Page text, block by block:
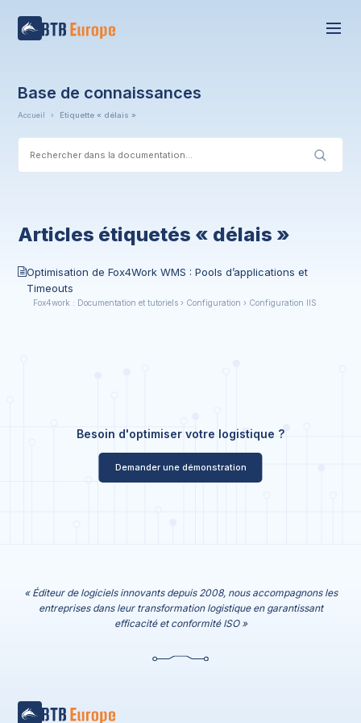
Base de connaissances
Accueil › Étiquette « délais »
Articles étiquetés « délais »
Optimisation de Fox4Work WMS : Pools d’applications et
Timeouts
Fox4work : Documentation et tutoriels › Configuration › Configuration IIS
Besoin d'optimiser votre logistique ?
Demander une démonstration
« Éditeur de logiciels innovants depuis 2008, nous accompagnons les
entreprises dans leur transformation logistique en garantissant
efficacité et conformité ISO »